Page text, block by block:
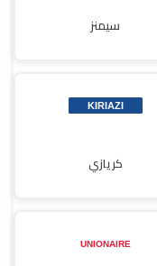
سيمنز
كريازي